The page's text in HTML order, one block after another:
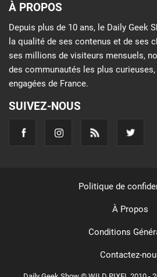
À PROPOS
Depuis plus de 10 ans, le Daily Geek
la qualité de ses contenus et de ses
ses millions de visiteurs mensuels,
des communautés les plus
engagées de France.
SUIVEZ-NOUS
Politique de
À Propos
Conditions
Contactez-